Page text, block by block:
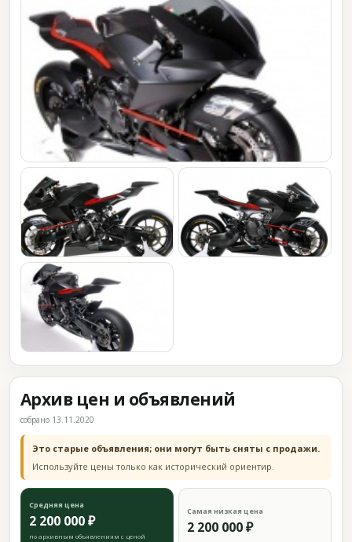
Архив цен и объявлений
собрано 13.11.2020
Это старые объявления; они могут быть сняты с продажи.
Используйте цены только как исторический ориентир.
Средняя цена
2 200 000 ₽
по архивным объявлениям с ценой
Самая низкая цена
2 200 000 ₽